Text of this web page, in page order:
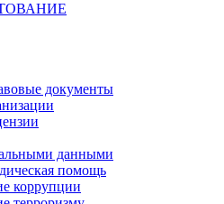
документы
данными
помощь
коррупции